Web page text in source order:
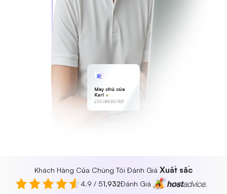
Máy chủ của
Karl
255.189.85.19
Khách Hàng Của Chúng Tôi Đánh Giá Xuất sắc
4.9 / 51,932Đánh Giá